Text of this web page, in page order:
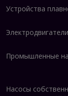
Серия
Выбирая
другую
в надежное
способное
Устройства
Электродвигатели
Промышленные
Насосы